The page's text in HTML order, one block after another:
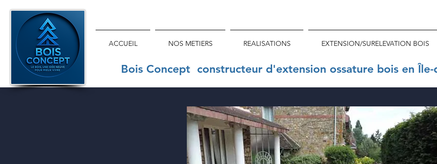
ACCUEIL NOS METIERS REALISATIONS EXTENSION/SURELEVATION BOIS
Bois Concept constructeur d'extension ossature bois en Île-